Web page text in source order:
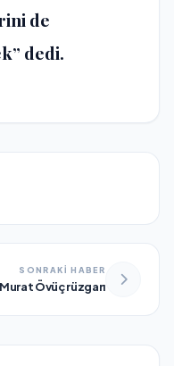
de
dedi.
SONRAKİ HABER
Övüç rüzgarı